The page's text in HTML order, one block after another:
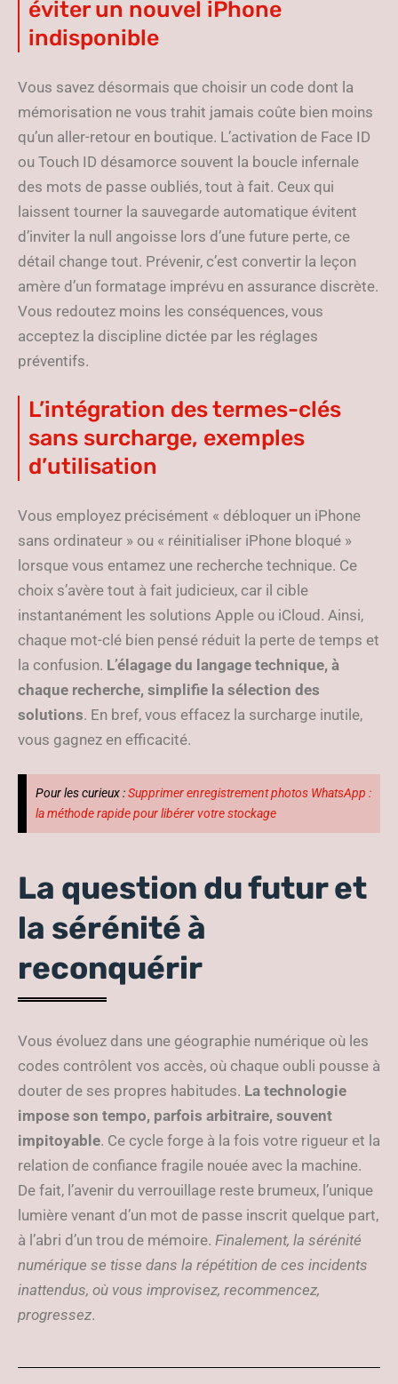
éviter un nouvel iPhone
indisponible
Vous savez désormais que choisir un code dont la
mémorisation ne vous trahit jamais coûte bien moins
qu’un aller-retour en boutique. L’activation de Face ID
ou Touch ID désamorce souvent la boucle infernale
des mots de passe oubliés, tout à fait. Ceux qui
laissent tourner la sauvegarde automatique évitent
d’inviter la null angoisse lors d’une future perte, ce
détail change tout. Prévenir, c’est convertir la leçon
amère d’un formatage imprévu en assurance discrète.
Vous redoutez moins les conséquences, vous
acceptez la discipline dictée par les réglages
préventifs.
L’intégration des termes-clés
sans surcharge, exemples
d’utilisation
Vous employez précisément « débloquer un iPhone
sans ordinateur » ou « réinitialiser iPhone bloqué »
lorsque vous entamez une recherche technique. Ce
choix s’avère tout à fait judicieux, car il cible
instantanément les solutions Apple ou iCloud. Ainsi,
chaque mot-clé bien pensé réduit la perte de temps et
la confusion. L’élagage du langage technique, à
chaque recherche, simplifie la sélection des
solutions. En bref, vous effacez la surcharge inutile,
vous gagnez en efficacité.
Pour les curieux :Supprimer enregistrement photos WhatsApp :
la méthode rapide pour libérer votre stockage
La question du futur et
la sérénité à
reconquérir
Vous évoluez dans une géographie numérique où les
codes contrôlent vos accès, où chaque oubli pousse à
douter de ses propres habitudes. La technologie
impose son tempo, parfois arbitraire, souvent
impitoyable. Ce cycle forge à la fois votre rigueur et la
relation de confiance fragile nouée avec la machine.
De fait, l’avenir du verrouillage reste brumeux, l’unique
lumière venant d’un mot de passe inscrit quelque part,
à l’abri d’un trou de mémoire. Finalement, la sérénité
numérique se tisse dans la répétition de ces incidents
inattendus, où vous improvisez, recommencez,
progressez.